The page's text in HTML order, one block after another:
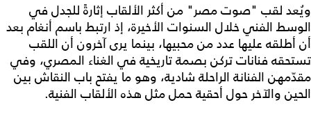
ويُعد لقب "صوت مصر" من أكثر الألقاب إثارةً للجدل في
الوسط الفني خلال السنوات الأخيرة، إذ ارتبط باسم أنغام بعد
أن أطلقه عليها عدد من محبيها، بينما يرى آخرون أن اللقب
تستحقه فنانات تركن بصمة تاريخية في الغناء المصري، وفي
مقدّمهن الفنانة الراحلة شادية، وهو ما يفتح باب النقاش بين
الحين والآخر حول أحقية حمل مثل هذه الألقاب الفنية.